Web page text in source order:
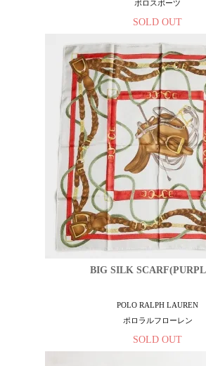
ポロスポーツ
SOLD OUT
BIG SILK
POLO RALPH LAUREN
ポロラルフローレン
SOLD OUT